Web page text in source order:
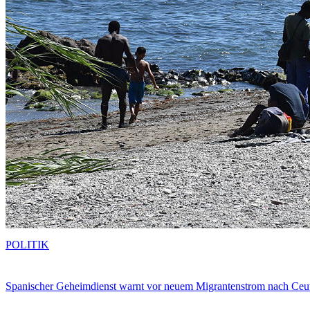
Spanischer Geheimdienst warnt vor neuem Migrantenstrom nach
POLITIK